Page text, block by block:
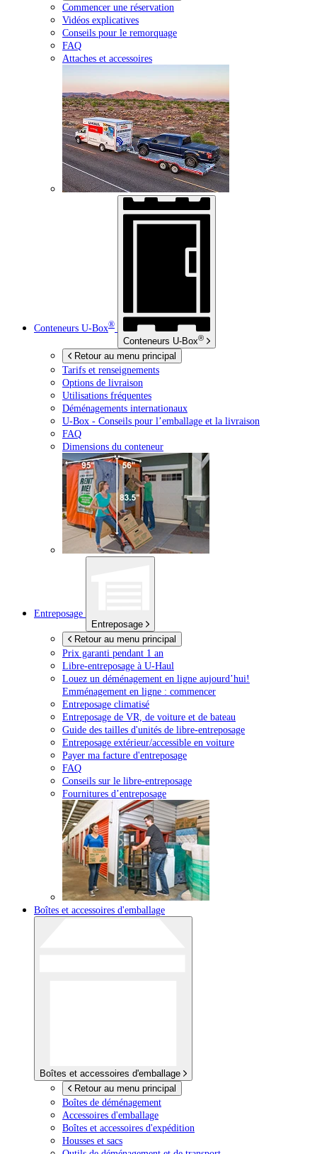
Commencer une réservation
Vidéos explicatives
Conseils pour le remorquage
FAQ
Attaches et accessoires
Conteneurs U-Box®
Conteneurs U-Box®
Retour au menu principal
Tarifs et renseignements
Options de livraison
Utilisations fréquentes
Déménagements internationaux
U-Box - Conseils pour l’emballage et la livraison
FAQ
Dimensions du conteneur
Entreposage
Entreposage
Retour au menu principal
Prix garanti pendant 1 an
Libre-entreposage à U-Haul
Louez un déménagement en ligne aujourd’hui!
Emménagement en ligne : commencer
Entreposage climatisé
Entreposage de VR, de voiture et de bateau
Guide des tailles d'unités de libre-entreposage
Entreposage extérieur/accessible en voiture
Payer ma facture d'entreposage
FAQ
Conseils sur le libre-entreposage
Fournitures d’entreposage
Boîtes et accessoires d'emballage
Boîtes et accessoires d'emballage
Retour au menu principal
Boîtes de déménagement
Accessoires d'emballage
Boîtes et accessoires d'expédition
Housses et sacs